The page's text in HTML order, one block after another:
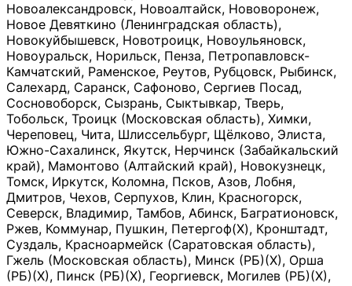
Новоалександровск, Новоалтайск, Нововоронеж,
Новое Девяткино (Ленинградская область),
Новокуйбышевск, Новотроицк, Новоульяновск,
Новоуральск, Норильск, Пенза, Петропавловск-
Камчатский, Раменское, Реутов, Рубцовск, Рыбинск,
Салехард, Саранск, Сафоново, Сергиев Посад,
Сосновоборск, Сызрань, Сыктывкар, Тверь,
Тобольск, Троицк (Московская область), Химки,
Череповец, Чита, Шлиссельбург, Щёлково, Элиста,
Южно-Сахалинск, Якутск, Нерчинск (Забайкальский
край), Мамонтово (Алтайский край), Новокузнецк,
Томск, Иркутск, Коломна, Псков, Азов, Лобня,
Дмитров, Чехов, Серпухов, Клин, Красногорск,
Северск, Владимир, Тамбов, Абинск, Багратионовск,
Ржев, Коммунар, Пушкин, Петергоф(Х), Кронштадт,
Суздаль, Красноармейск (Саратовская область),
Гжель (Московская область), Минск (РБ)(Х), Орша
(РБ)(Х), Пинск (РБ)(Х), Георгиевск, Могилев (РБ)(Х),